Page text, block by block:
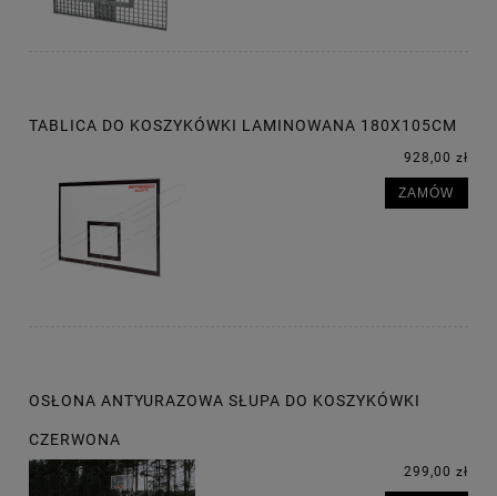
TABLICA DO KOSZYKÓWKI LAMINOWANA 180X105CM
928,00 zł
ZAMÓW
OSŁONA ANTYURAZOWA SŁUPA DO KOSZYKÓWKI
CZERWONA
299,00 zł